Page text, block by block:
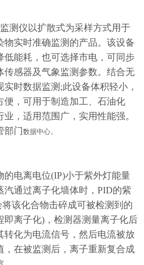
测仪以扩散式为采样方式用于
物实时准确监测的产品。该设备
低能耗，也可选择市电，可同步
传感器及气象监测参数。结合无
时数据监测;此设备体积轻小，
便，可用于制造加工、石油化
，适用范围广，实用性能强。
部门数据中心。
的电离电位(IP)小于紫外灯能量
汽通过离子化墙体时，PID的紫
该化合物击碎成可被检测到的
即离子化)，检测器测量离子化后
转化为电流信号，然后电流被放
，在被监测后，离子重新复合成